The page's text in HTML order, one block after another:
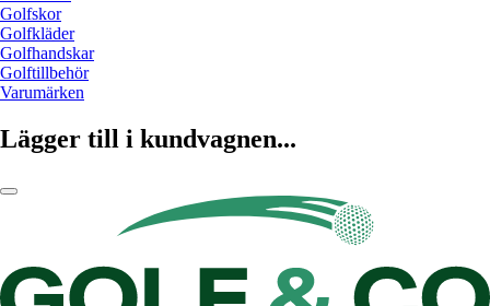
Golfskor
Golfkläder
Golfhandskar
Golftillbehör
Varumärken
Lägger till i kundvagnen...